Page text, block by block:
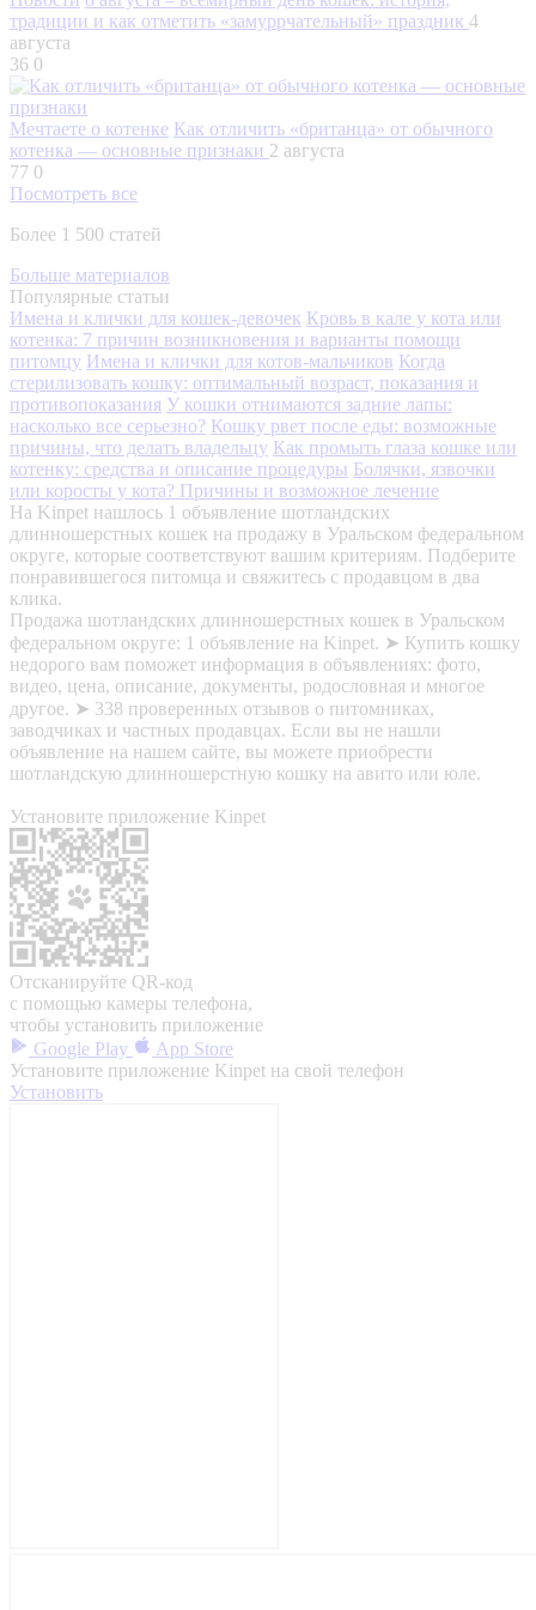
традиции и как отметить «замуррчательный» праздник 4
августа
36 0
Мечтаете о котенке Как отличить «британца» от обычного
котенка — основные признаки 2 августа
77 0
Посмотреть все
Более 1 500 статей
Больше материалов
Популярные статьи
Имена и клички для кошек-девочек Кровь в кале у кота или
котенка: 7 причин возникновения и варианты помощи
питомцу Имена и клички для котов-мальчиков Когда
стерилизовать кошку: оптимальный возраст, показания и
противопоказания У кошки отнимаются задние лапы:
насколько все серьезно? Кошку рвет после еды: возможные
причины, что делать владельцу Как промыть глаза кошке или
котенку: средства и описание процедуры Болячки, язвочки
или коросты у кота? Причины и возможное лечение
На Kinpet нашлось 1 объявление шотландских
длинношерстных кошек на продажу в Уральском федеральном
округе, которые соответствуют вашим критериям. Подберите
понравившегося питомца и свяжитесь с продавцом в два
клика.
Продажа шотландских длинношерстных кошек в Уральском
федеральном округе: 1 объявление на Kinpet. ➤ Купить кошку
недорого вам поможет информация в объявлениях: фото,
видео, цена, описание, документы, родословная и многое
другое. ➤ 338 проверенных отзывов о питомниках,
заводчиках и частных продавцах. Если вы не нашли
объявление на нашем сайте, вы можете приобрести
шотландскую длинношерстную кошку на авито или юле.
Установите приложение Kinpet
Отсканируйте QR-код
с помощью камеры телефона,
чтобы установить приложение
Google Play
App Store
Установите приложение Kinpet на свой телефон
Установить